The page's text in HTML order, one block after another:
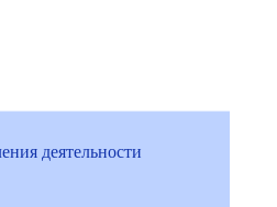
деятельности